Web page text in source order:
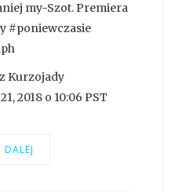
my-Szot. Premiera
#poniewczasie
Kurzojady
2018 o 10:06 PST
DALEJ